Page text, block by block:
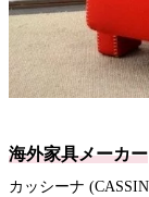
海外家具メーカー
カッシーナ